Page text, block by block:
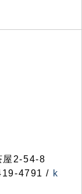
屋2-54-8
4791 / k